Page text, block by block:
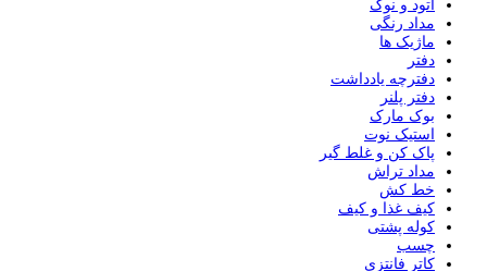
اتود و نوک
مداد رنگی
ماژیک ها
دفتر
دفترچه یادداشت
دفتر پلنر
بوک مارک
استیک نوت
پاک کن و غلط گیر
مداد تراش
خط کش
کیف غذا و کیف
کوله پشتی
چسب
کاتر فانتزی